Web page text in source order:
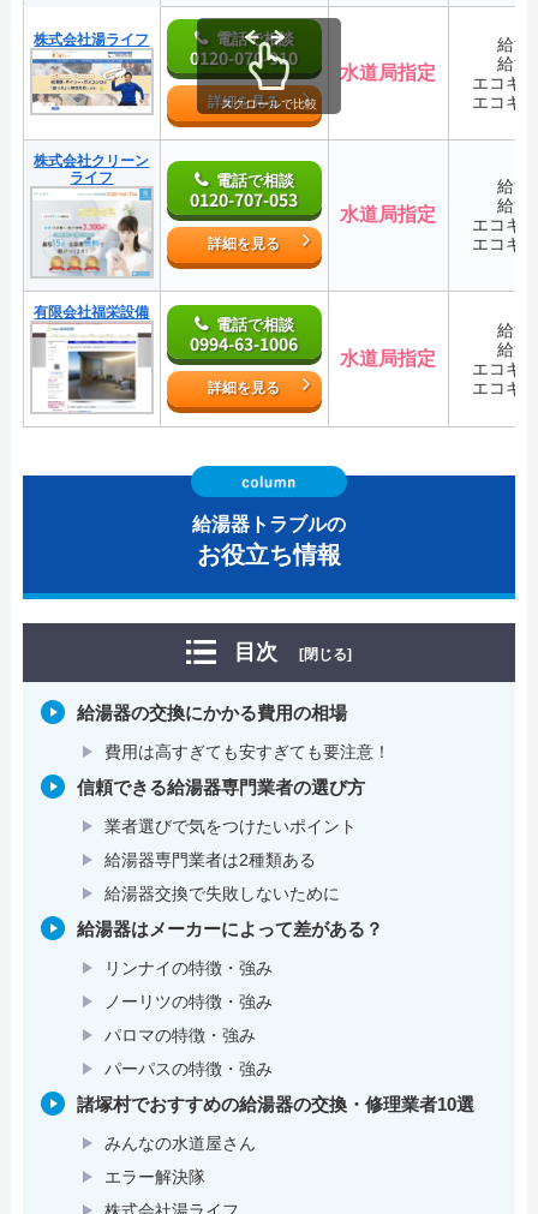
株式会社湯ライフ 電話で相談
0120-070-910
詳細を見る
水道局指定
給湯
給湯
エコキ
エコキ
株式会社クリーン
ライフ
電話で相談
0120-707-053
詳細を見る
水道局指定
給湯
給湯
エコキ
エコキ
有限会社福栄設備
電話で相談
0994-63-1006
詳細を見る
水道局指定
給湯
給湯
エコキ
エコキ
スクロールで比較
給湯器トラブルの
お役立ち情報
目次 [閉じる]
給湯器の交換にかかる費用の相場
費用は高すぎても安すぎても要注意！
信頼できる給湯器専門業者の選び方
業者選びで気をつけたいポイント
給湯器専門業者は2種類ある
給湯器交換で失敗しないために
給湯器はメーカーによって差がある？
リンナイの特徴・強み
ノーリツの特徴・強み
パロマの特徴・強み
パーパスの特徴・強み
諸塚村でおすすめの給湯器の交換・修理業者10選
みんなの水道屋さん
エラー解決隊
株式会社湯ライフ